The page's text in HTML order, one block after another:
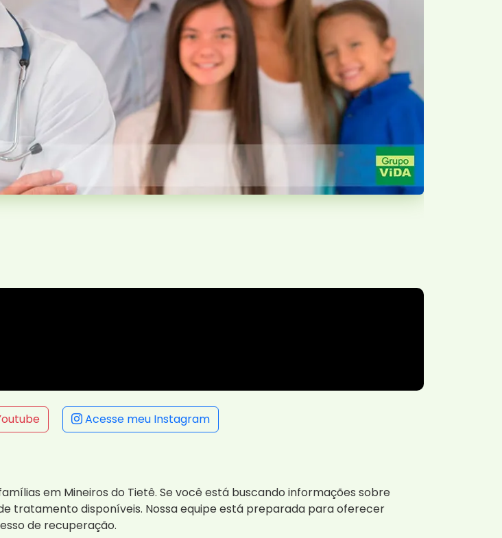
Acesse meu Instagram
em Mineiros do Tietê. Se você está buscando informações sobre
tratamento disponíveis. Nossa equipe está preparada para oferecer
de recuperação.